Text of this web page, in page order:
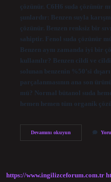
çözünür. C6H6 suda çözünür
şunlardır: Benzen suyla
çözünür. Benzen renksiz bir
sahiptir. Fenol suda çözünür
Benzen aynı zamanda iyi bir
kullanılır? Benzen cildi ve
solunan benzenin %50’si
parçalanmasının ana son
mü? Normal bütanol suda
hemen hemen tüm organik
Devamını okuyunBenzol
https://www.ingilizceforum.com.tr